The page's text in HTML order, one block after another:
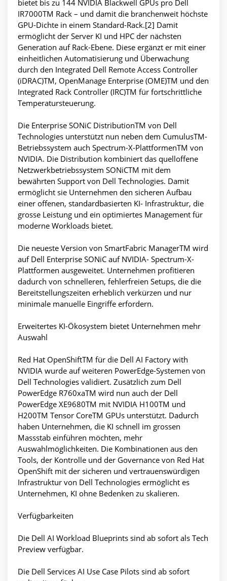
bietet bis zu 144 NVIDIA Blackwell GPUs pro Dell
IR7000TM Rack – und damit die branchenweit höchste
GPU-Dichte in einem Standard-Rack.[2] Damit
ermöglicht der Server KI und HPC der nächsten
Generation auf Rack-Ebene. Diese ergänzt er mit einer
einheitlichen Automatisierung und Überwachung
durch den Integrated Dell Remote Access Controller
(iDRAC)TM, OpenManage Enterprise (OME)TM und den
Integrated Rack Controller (IRC)TM für fortschrittliche
Temperatursteuerung.
Die Enterprise SONiC DistributionTM von Dell
Technologies unterstützt nun neben dem CumulusTM-
Betriebssystem auch Spectrum-X-PlattformenTM von
NVIDIA. Die Distribution kombiniert das quelloffene
Netzwerkbetriebssystem SONiCTM mit dem
bewährten Support von Dell Technologies. Damit
ermöglicht sie Unternehmen den sicheren Aufbau
einer offenen, standardbasierten KI- Infrastruktur, die
grosse Leistung und ein optimiertes Management für
moderne Workloads bietet.
Die neueste Version von SmartFabric ManagerTM wird
auf Dell Enterprise SONiC auf NVIDIA- Spectrum-X-
Plattformen ausgeweitet. Unternehmen profitieren
dadurch von schnelleren, fehlerfreien Setups, die die
Bereitstellungszeiten erheblich verkürzen und nur
minimale manuelle Eingriffe erfordern.
Erweitertes KI-Ökosystem bietet Unternehmen mehr
Auswahl
Red Hat OpenShiftTM für die Dell AI Factory with
NVIDIA wurde auf weiteren PowerEdge-Systemen von
Dell Technologies validiert. Zusätzlich zum Dell
PowerEdge R760xaTM wird nun auch der Dell
PowerEdge XE9680TM mit NVIDIA H100TM und
H200TM Tensor CoreTM GPUs unterstützt. Dadurch
haben Unternehmen, die KI schnell im grossen
Massstab einführen möchten, mehr
Auswahlmöglichkeiten. Die Kombinationen aus den
Tools, der Kontrolle und der Governance von Red Hat
OpenShift mit der sicheren und vertrauenswürdigen
Infrastruktur von Dell Technologies ermöglicht es
Unternehmen, KI ohne Bedenken zu skalieren.
Verfügbarkeiten
Die Dell AI Workload Blueprints sind ab sofort als Tech
Preview verfügbar.
Die Dell Services AI Use Case Pilots sind ab sofort